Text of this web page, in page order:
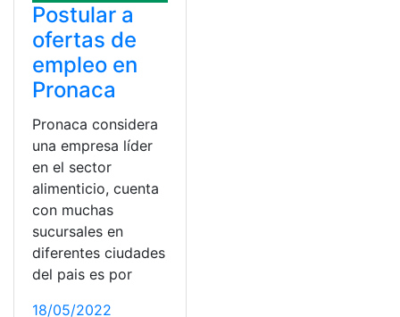
Postular a
ofertas de
empleo en
Pronaca
Pronaca considera
una empresa líder
en el sector
alimenticio, cuenta
con muchas
sucursales en
diferentes ciudades
del pais es por
18/05/2022